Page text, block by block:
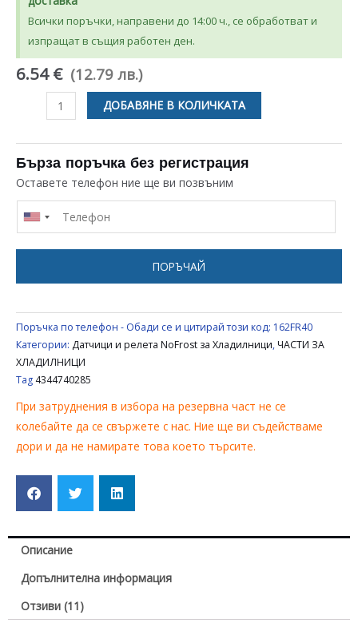
Всички поръчки, направени до 14:00 ч., се обработват и
изпращат в същия работен ден.
6.54 € (12.79 лв.)
количество
СЕНЗОР
ЗА
ЛЕДОГЕНЕРАТОРА
ЗА
ХЛАДИЛНИК
BLOMBERG
ДОБАВЯНЕ В КОЛИЧКАТА
Бърза поръчка без регистрация
Оставете телефон ние ще ви позвъним
ПОРЪЧАЙ
Поръчка по телефон - Обади се и цитирай този код: 162FR40
Категории: Датчици и релета NoFrost за Хладилници,ЧАСТИ ЗА
ХЛАДИЛНИЦИ
Tag4344740285
При затруднения в избора на резервна част не се
колебайте да се свържете с нас. Ние ще ви съдействаме
дори и да не намирате това което търсите.
Описание
Допълнителна информация
Отзиви (11)